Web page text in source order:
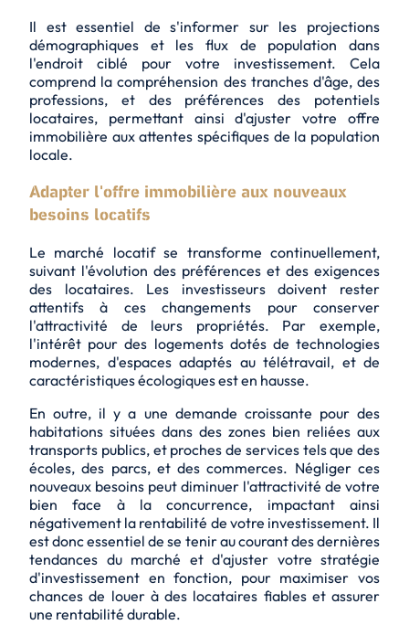
Il est essentiel de s'informer sur les projections
démographiques et les flux de population dans
l'endroit ciblé pour votre investissement. Cela
comprend la compréhension des tranches d'âge, des
professions, et des préférences des potentiels
locataires, permettant ainsi d'ajuster votre offre
immobilière aux attentes spécifiques de la population
locale.
Adapter l'offre immobilière aux nouveaux
besoins locatifs
Le marché locatif se transforme continuellement,
suivant l'évolution des préférences et des exigences
des locataires. Les investisseurs doivent rester
attentifs à ces changements pour conserver
l'attractivité de leurs propriétés. Par exemple,
l'intérêt pour des logements dotés de technologies
modernes, d'espaces adaptés au télétravail, et de
caractéristiques écologiques est en hausse.
En outre, il y a une demande croissante pour des
habitations situées dans des zones bien reliées aux
transports publics, et proches de services tels que des
écoles, des parcs, et des commerces. Négliger ces
nouveaux besoins peut diminuer l'attractivité de votre
bien face à la concurrence, impactant ainsi
négativement la rentabilité de votre investissement. Il
est donc essentiel de se tenir au courant des dernières
tendances du marché et d'ajuster votre stratégie
d'investissement en fonction, pour maximiser vos
chances de louer à des locataires fiables et assurer
une rentabilité durable.